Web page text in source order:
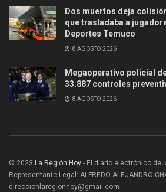
Dos muertos deja
que trasladaba a
Deportes Temuco
8 AGOSTO 2026
Megaoperativo policial
33.887 controles
8 AGOSTO 2026
© 2023 La Región Hoy - El diario electrónico de
Representante Legal: ALFREDO ALEJANDRO
direccionlaregionhoy@gmail.com